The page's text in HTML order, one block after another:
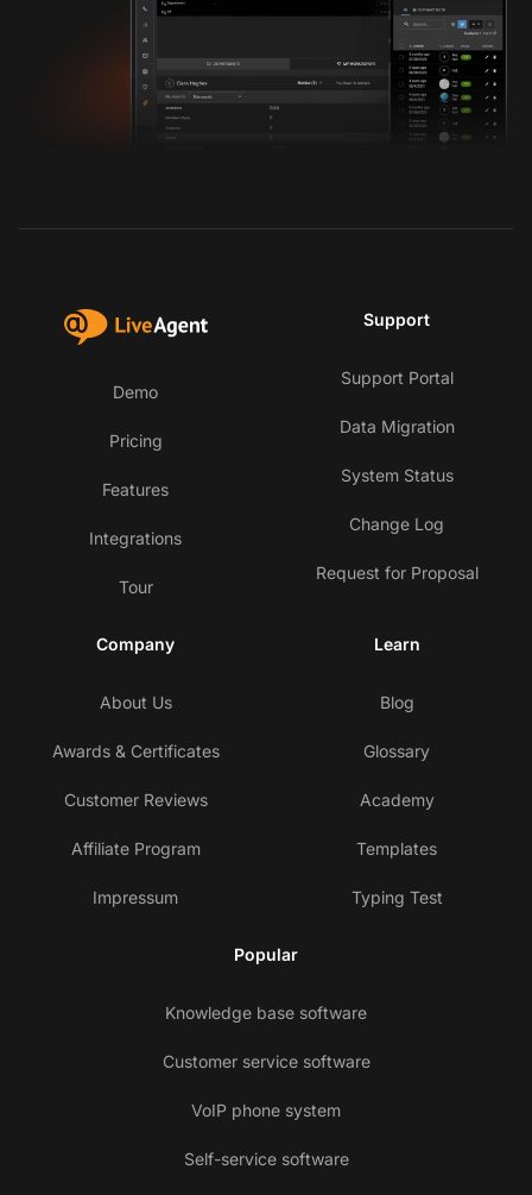
Demo
Pricing
Features
Integrations
Tour
Support
Support Portal
Data Migration
System Status
Change Log
Request for Proposal
Company
About Us
Awards & Certificates
Customer Reviews
Affiliate Program
Impressum
Learn
Blog
Glossary
Academy
Templates
Typing Test
Popular
Knowledge base software
Customer service software
VoIP phone system
Self-service software